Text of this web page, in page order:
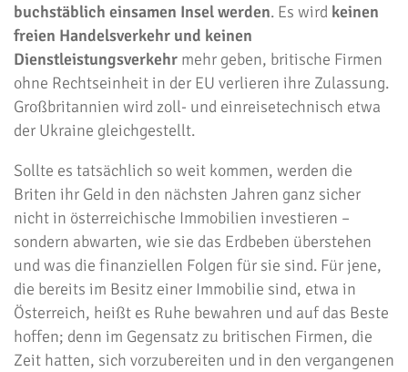
buchstäblich einsamen Insel werden. Es wird keinen
freien Handelsverkehr und keinen
Dienstleistungsverkehr mehr geben, britische Firmen
ohne Rechtseinheit in der EU verlieren ihre Zulassung.
Großbritannien wird zoll- und einreisetechnisch etwa
der Ukraine gleichgestellt.
Sollte es tatsächlich so weit kommen, werden die
Briten ihr Geld in den nächsten Jahren ganz sicher
nicht in österreichische Immobilien investieren –
sondern abwarten, wie sie das Erdbeben überstehen
und was die finanziellen Folgen für sie sind. Für jene,
die bereits im Besitz einer Immobilie sind, etwa in
Österreich, heißt es Ruhe bewahren und auf das Beste
hoffen; denn im Gegensatz zu britischen Firmen, die
Zeit hatten, sich vorzubereiten und in den vergangenen